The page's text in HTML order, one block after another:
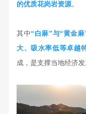
的优质花岗岩资源。
其中“白麻”与“黄金麻
大、吸水率低等卓越
成，是支撑当地经济发